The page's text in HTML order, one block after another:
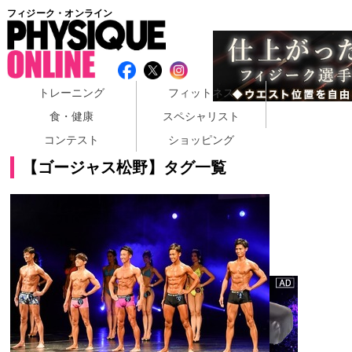
フィジーク・オンライン
トレーニング
フィットネス
食・健康
スペシャリスト
コンテスト
ショッピング
【ゴージャス松野】タグ一覧